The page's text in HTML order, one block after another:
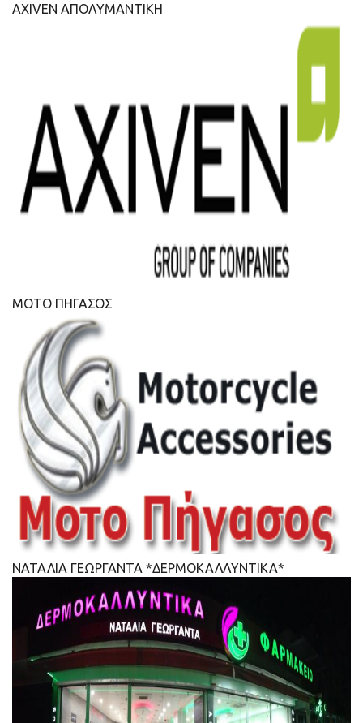
AXIVEN ΑΠΟΛΥΜΑΝΤΙΚΗ
ΜΟΤΟ ΠΗΓΑΣΟΣ
ΝΑΤΑΛΙΑ ΓΕΩΡΓΑΝΤΑ *ΔΕΡΜΟΚΑΛΛΥΝΤΙΚΑ*